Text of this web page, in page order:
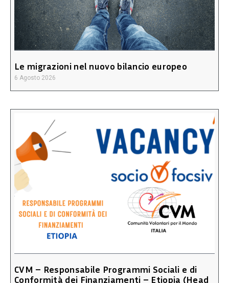
Le migrazioni nel nuovo bilancio europeo
6 Agosto 2026
CVM – Responsabile Programmi Sociali e di
Conformità dei Finanziamenti – Etiopia (Head